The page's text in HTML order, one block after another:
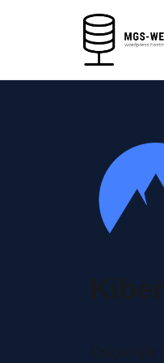
Osigurajte